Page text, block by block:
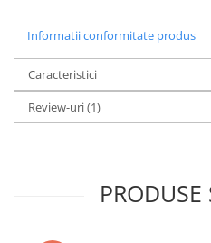
Informatii conformitate produs
Caracteristici
Review-uri(1)